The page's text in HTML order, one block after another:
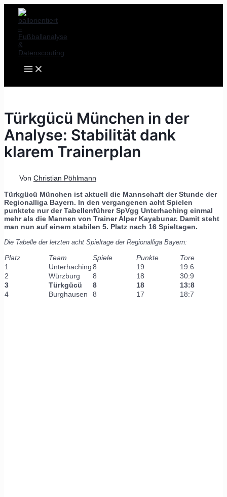
Zum
Inhalt
springen
MENU
Türkgücü München in der
Analyse: Stabilität dank
klarem Trainerplan
Von Christian Pöhlmann
Türkgücü München ist aktuell die Mannschaft der Stunde der
Regionalliga Bayern. In den vergangenen acht Spielen
punktete nur der Tabellenführer SpVgg Unterhaching einmal
mehr als die Mannen von Trainer Alper Kayabunar. Damit steht
man nun auf einem stabilen 5. Platz nach 16 Spieltagen.
Die Tabelle der letzten acht Spieltage der Regionalliga Bayern:
Platz Team Spiele Punkte
Tore
1
Unterhaching8 19
19:6
2
Würzburg 8 18
30:9
3
Türkgücü 8 18
13:8
4
Burghausen 8 17 18:7
Post
navigation